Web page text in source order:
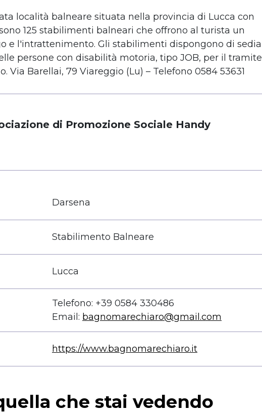
località balneare situata nella provincia di Lucca con
125 stabilimenti balneari che offrono al turista un
e l'intrattenimento. Gli stabilimenti dispongono di sedia
persone con disabilità motoria, tipo JOB, per il tramite
Via Barellai, 79 Viareggio (Lu) – Telefono 0584 53631
di Promozione Sociale Handy
Darsena
Stabilimento Balneare
Lucca
Telefono: +39 0584 330486
Email: bagnomarechiaro@gmail.com
https://www.bagnomarechiaro.it
che stai vedendo